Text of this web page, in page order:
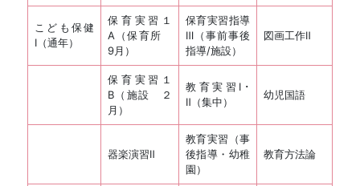
こども保健
Ⅰ（通年）
保育実習１
A（保育所
9月）
保育実習指導
Ⅲ（事前事後
指導/施設）
図画工作Ⅱ
保育実習１
B（施設 ２
月）
教育実習Ⅰ･
Ⅱ（集中）
幼児国語
器楽演習Ⅱ
教育実習（事
後指導・幼稚
園）
教育方法論